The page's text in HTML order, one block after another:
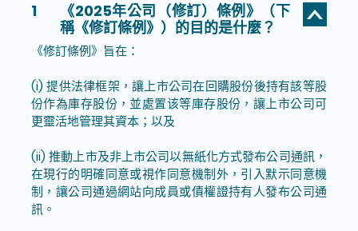
1
《2025年公司（修訂）條例》（下
稱《修訂條例》）的目的是什麼？
《修訂條例》旨在：
(i) 提供法律框架，讓上市公司在回購股份後持有該等股
份作為庫存股份，並處置该等庫存股份，讓上市公司可
更靈活地管理其資本；以及
(ii) 推動上市及非上市公司以無紙化方式發布公司通訊，
在現行的明確同意或視作同意機制外，引入默示同意機
制，讓公司通過網站向成員或債權證持有人發布公司通
訊。